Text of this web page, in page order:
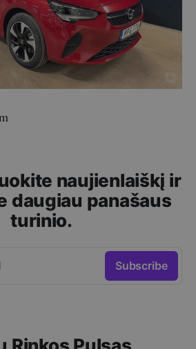
naujienlaiškį ir
daugiau panašaus
turinio.
Subscribe